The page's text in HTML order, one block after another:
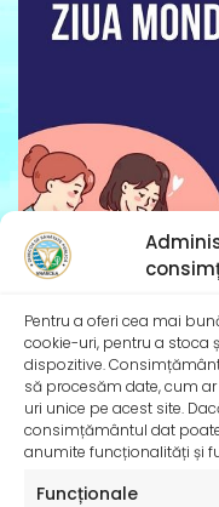
Pentru a oferi cea mai
cookie-uri, pentru a stoca
dispozitive.
să procesăm date, cum
uri unice pe acest site.
consimțământul dat
anumite funcționalități și
Funcționale
Ziua Mondială
Sănătatea mamei
viitor